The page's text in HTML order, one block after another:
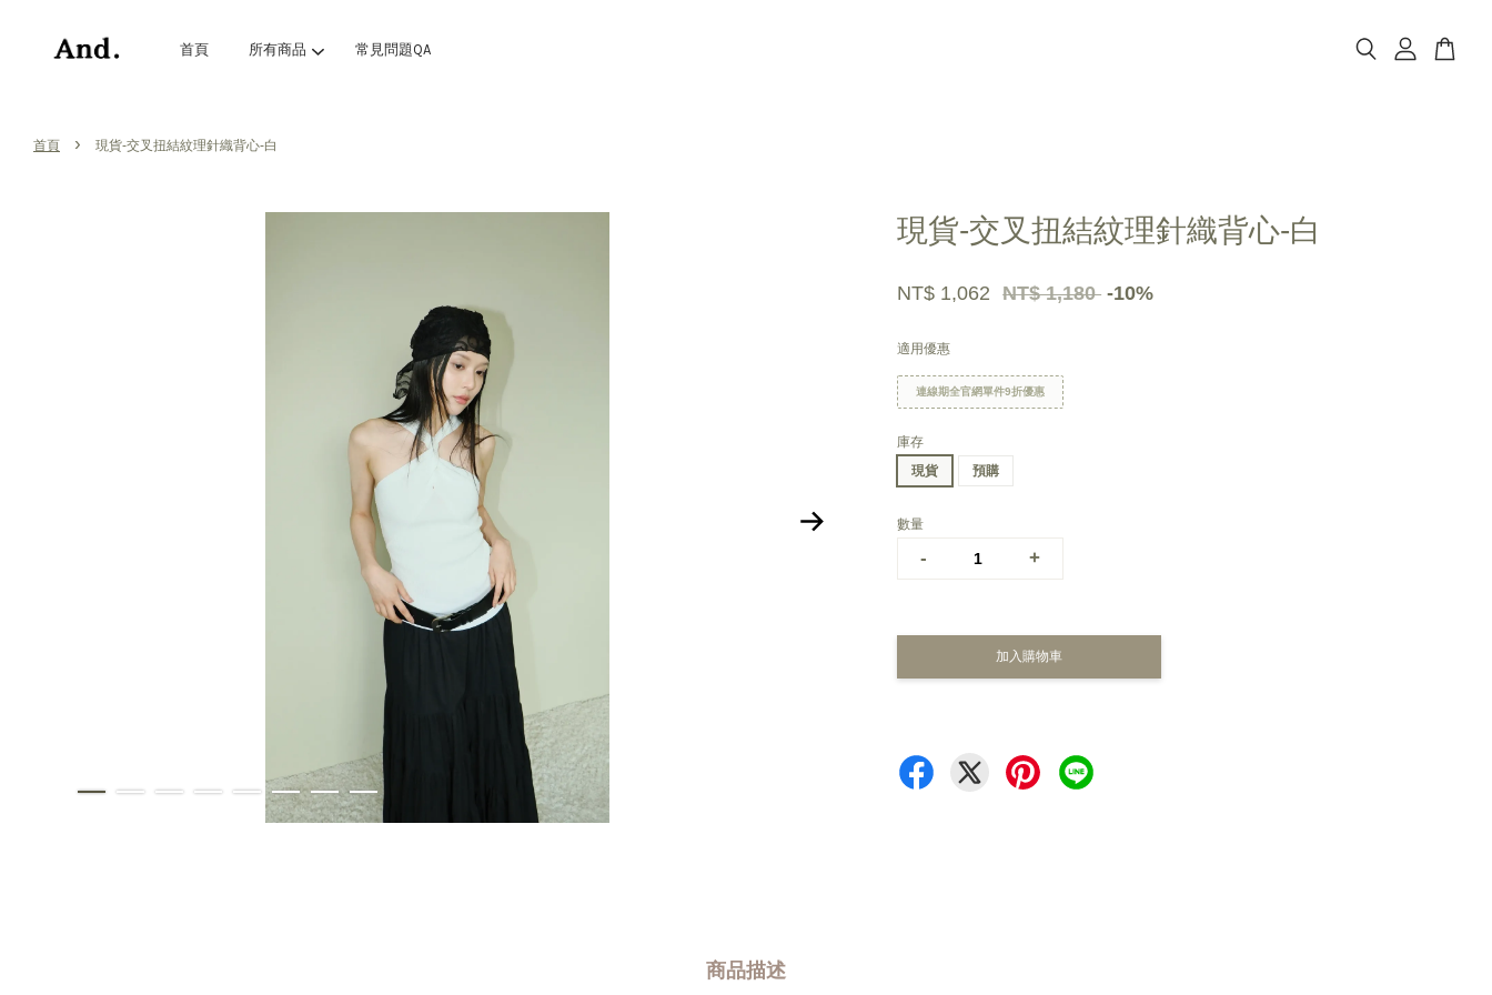
首頁 所有商品 常見問題QA
首頁 › 現貨-交叉扭結紋理針織背心-白
現貨-交叉扭結紋理針織背心-白
NT$ 1,062 NT$ 1,180 -10%
適用優惠
連線期全官網單件9折優惠
庫存
現貨
預購
數量
- +
加入購物車
商品描述